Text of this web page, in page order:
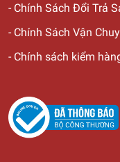
- Chính Sách Đổi Trả
- Chính Sách Vận
- Chính sách kiểm